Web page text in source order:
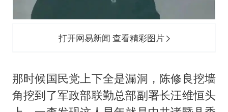
打开网易新闻 查看精彩图片
那时候国民党上下全是漏洞，陈修良挖墙
角挖到了军政部联勤总部副署长汪维恒头